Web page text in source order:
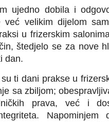
ujedno dobila i
velikim dijelom
u frizerskim
štedjelo se za nove
dan.
ti dani prakse u
sa zbiljom;
prava, već i